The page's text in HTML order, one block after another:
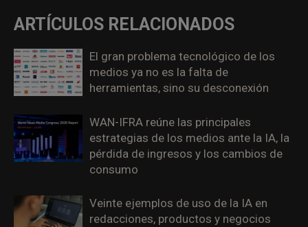
ARTÍCULOS RELACIONADOS
El gran problema tecnológico de los
medios ya no es la falta de
herramientas, sino su desconexión
WAN-IFRA reúne las principales
estrategias de los medios ante la IA, la
pérdida de ingresos y los cambios de
consumo
Veinte ejemplos de uso de la IA en
redacciones, productos y negocios